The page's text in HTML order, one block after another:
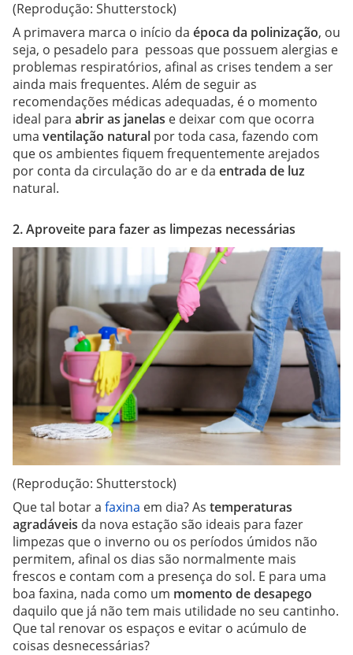
(Reprodução: Shutterstock)
A primavera marca o início da época da polinização, ou
seja, o pesadelo para pessoas que possuem alergias e
problemas respiratórios, afinal as crises tendem a ser
ainda mais frequentes. Além de seguir as
recomendações médicas adequadas, é o momento
ideal para abrir as janelas e deixar com que ocorra
uma ventilação natural por toda casa, fazendo com
que os ambientes fiquem frequentemente arejados
por conta da circulação do ar e da entrada de luz
natural.
2. Aproveite para fazer as limpezas necessárias
(Reprodução: Shutterstock)
Que tal botar a faxina em dia? As temperaturas
agradáveis da nova estação são ideais para fazer
limpezas que o inverno ou os períodos úmidos não
permitem, afinal os dias são normalmente mais
frescos e contam com a presença do sol. E para uma
boa faxina, nada como um momento de desapego
daquilo que já não tem mais utilidade no seu cantinho.
Que tal renovar os espaços e evitar o acúmulo de
coisas desnecessárias?